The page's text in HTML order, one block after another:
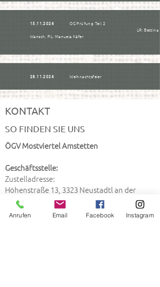
15.11.2026
OG Prüfung Teil 2
LR: Bettina
Wansch, PL: Manuela Käfer
28.11.2026 Weihnachtsfeier
KONTAKT
SO FINDEN SIE UNS
ÖGV Mostviertel Amstetten
Geschäftsstelle:
Zustelladresse:
Höhenstraße 13, 3323 Neustadtl an der
Donau
ZVR:313082438
Anrufen Email Facebook Instagram